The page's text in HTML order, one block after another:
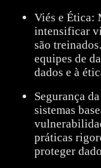
Viés e Ética:
intensificar
são
equipes de
dados e à
Segurança
sistemas
práticas
proteger